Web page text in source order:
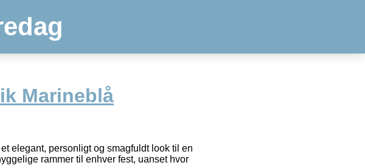
Marineblå
elegant, personligt og smagfuldt look til en
rammer til enhver fest, uanset hvor